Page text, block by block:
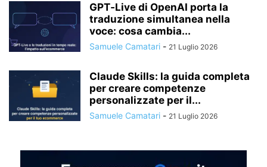
GPT‑Live di OpenAI porta la
traduzione simultanea nella
voce: cosa cambia...
Samuele Camatari - 21 Luglio 2026
Claude Skills: la guida completa
per creare competenze
personalizzate per il...
Samuele Camatari - 21 Luglio 2026